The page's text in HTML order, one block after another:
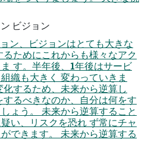
ビジョン
ン、ビジョンはとても大きな
るためにこれからも様々なアク
す。半年後、1年後はサービ
織も大きく 変わっていきま
するため、未来から逆算し
るべきなのか、自分は何をす
ょう。 未来から逆算すること
い、リスクを恐れ ず常にチャ
できます。 未来から逆算する